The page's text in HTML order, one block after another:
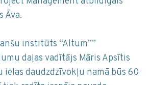
Āva.
institūts “Altum””
daļas vadītājs Māris Apsītis
ielas daudzdzīvokļu namā būs 60